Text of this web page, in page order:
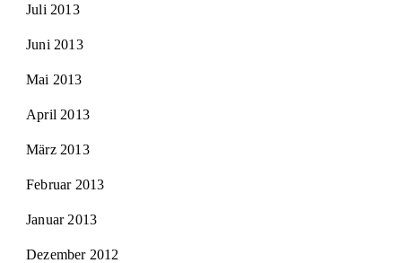
Juli 2013
Juni 2013
Mai 2013
April 2013
März 2013
Februar 2013
Januar 2013
Dezember 2012